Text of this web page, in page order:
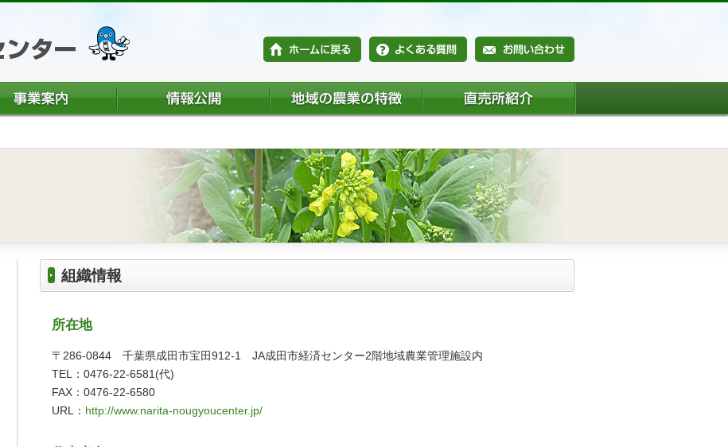
組織情報
所在地
〒286-0844 千葉県成田市宝田912-1 JA成田市経済センター2階地域農業管理施設内
TEL：0476-22-6581(代)
FAX：0476-22-6580
URL： http://www.narita-nougyoucenter.jp/